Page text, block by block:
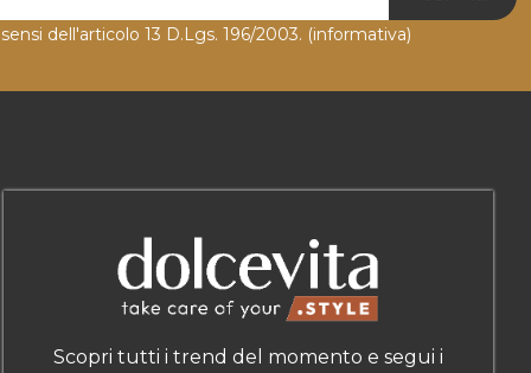
dell'articolo 13 D.Lgs. 196/2003. (informativa)
Scopri tutti i trend del momento e segui i